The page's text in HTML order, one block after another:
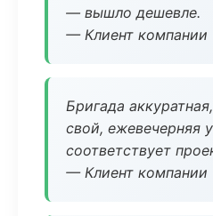
— вышло дешевле.
— Клиент компании
Бригада
свой, ежевечерняя
соответствует
— Клиент компании